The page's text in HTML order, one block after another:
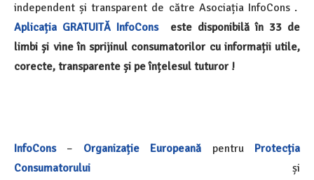
independent și transparent de către Asociația InfoCons .
Aplicația GRATUITĂ InfoConseste disponibilă în 33 de
limbi și vine în sprijinul consumatorilor cu informații utile,
corecte, transparente și pe înțelesul tuturor !
InfoCons – Organizație Europeană pentru
Protecția
Consumatorului
și